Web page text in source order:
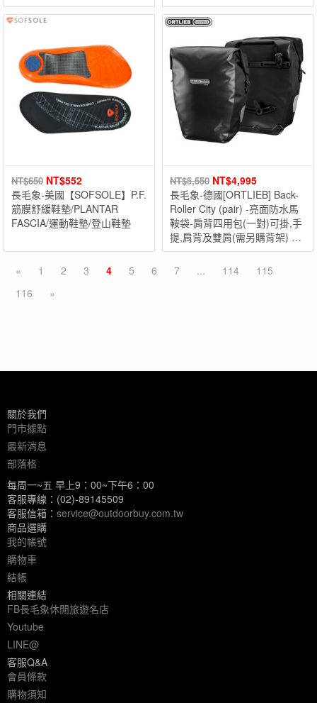
NT$650 NT$552
長毛象-美國【SOFSOLE】P.F.
筋膜舒緩鞋墊/PLANTAR
FASCIA/運動鞋墊/登山鞋墊
NT$5,550 NT$4,995
長毛象-德國[ORTLIEB] Back-
Roller City (pair) -亮面防水馬
鞍袋-肩背四用包(一對)可掛,手
提,肩背及雙肩(需另購背架) 德
國製
«
1 2 3 4 5 6 7 ... 114
115
116
»
關於我們
門市據點
最新消息
部落格
每周一~五 早上9：00~下午6：00
客服專線：(02)-89145509
客服信箱： service@outdoorbuy.com.tw
商品選購
我的帳號
購物車
結帳
相關連結
FB長毛象休閒旅遊名店
Youtube
LINE@
客服Q&A
會員條款
購物須知